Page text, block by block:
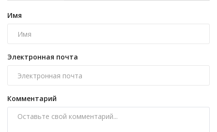
Имя
Электронная почта
Комментарий